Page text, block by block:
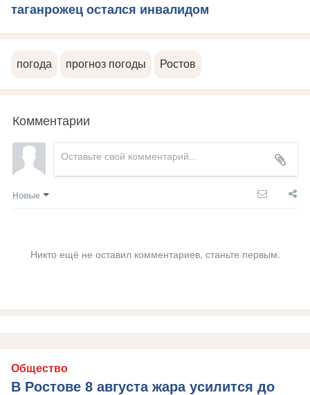
таганрожец остался инвалидом
погода прогноз погоды Ростов
Комментарии
Новые
Никто ещё не оставил комментариев, станьте первым.
Общество
В Ростове 8 августа жара усилится до